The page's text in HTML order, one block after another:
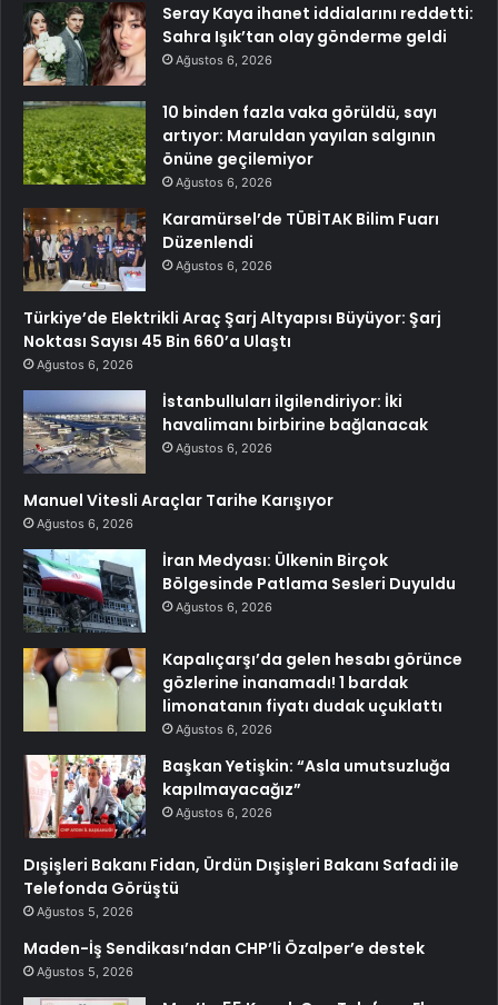
Seray Kaya ihanet iddialarını reddetti:
Sahra Işık’tan olay gönderme geldi
Ağustos 6, 2026
10 binden fazla vaka görüldü, sayı
artıyor: Maruldan yayılan salgının
önüne geçilemiyor
Ağustos 6, 2026
Karamürsel’de TÜBİTAK Bilim Fuarı
Düzenlendi
Ağustos 6, 2026
Türkiye’de Elektrikli Araç Şarj Altyapısı Büyüyor: Şarj
Noktası Sayısı 45 Bin 660’a Ulaştı
Ağustos 6, 2026
İstanbulluları ilgilendiriyor: İki
havalimanı birbirine bağlanacak
Ağustos 6, 2026
Manuel Vitesli Araçlar Tarihe Karışıyor
Ağustos 6, 2026
İran Medyası: Ülkenin Birçok
Bölgesinde Patlama Sesleri Duyuldu
Ağustos 6, 2026
Kapalıçarşı’da gelen hesabı görünce
gözlerine inanamadı! 1 bardak
limonatanın fiyatı dudak uçuklattı
Ağustos 6, 2026
Başkan Yetişkin: “Asla umutsuzluğa
kapılmayacağız”
Ağustos 6, 2026
Dışişleri Bakanı Fidan, Ürdün Dışişleri Bakanı Safadi ile
Telefonda Görüştü
Ağustos 5, 2026
Maden-İş Sendikası’ndan CHP’li Özalper’e destek
Ağustos 5, 2026